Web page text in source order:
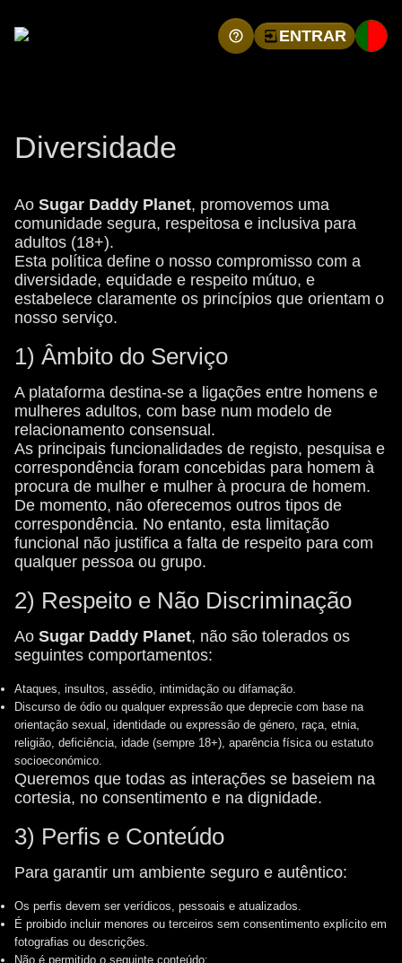
ENTRAR
Diversidade
Ao Sugar Daddy Planet, promovemos uma
comunidade segura, respeitosa e inclusiva para
adultos (18+).
Esta política define o nosso compromisso com a
diversidade, equidade e respeito mútuo, e
estabelece claramente os princípios que orientam o
nosso serviço.
1) Âmbito do Serviço
A plataforma destina-se a ligações entre homens e
mulheres adultos, com base num modelo de
relacionamento consensual.
As principais funcionalidades de registo, pesquisa e
correspondência foram concebidas para homem à
procura de mulher e mulher à procura de homem.
De momento, não oferecemos outros tipos de
correspondência. No entanto, esta limitação
funcional não justifica a falta de respeito para com
qualquer pessoa ou grupo.
2) Respeito e Não Discriminação
Ao Sugar Daddy Planet, não são tolerados os
seguintes comportamentos:
Ataques, insultos, assédio, intimidação ou difamação.
Discurso de ódio ou qualquer expressão que deprecie com base na
orientação sexual, identidade ou expressão de género, raça, etnia,
religião, deficiência, idade (sempre 18+), aparência física ou estatuto
socioeconómico.
Queremos que todas as interações se baseiem na
cortesia, no consentimento e na dignidade.
3) Perfis e Conteúdo
Para garantir um ambiente seguro e autêntico:
Os perfis devem ser verídicos, pessoais e atualizados.
É proibido incluir menores ou terceiros sem consentimento explícito em
fotografias ou descrições.
Não é permitido o seguinte conteúdo: